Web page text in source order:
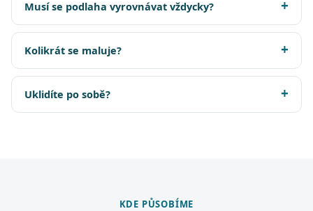
Musí se podlaha vyrovnávat vždycky?
Kolikrát se maluje?
Uklidíte po sobě?
KDE PŮSOBÍME